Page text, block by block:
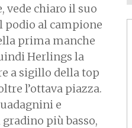
chiaro il suo
al campione
prima manche
Herlings la
a sigillo della top
l’ottava piazza.
e
più basso,